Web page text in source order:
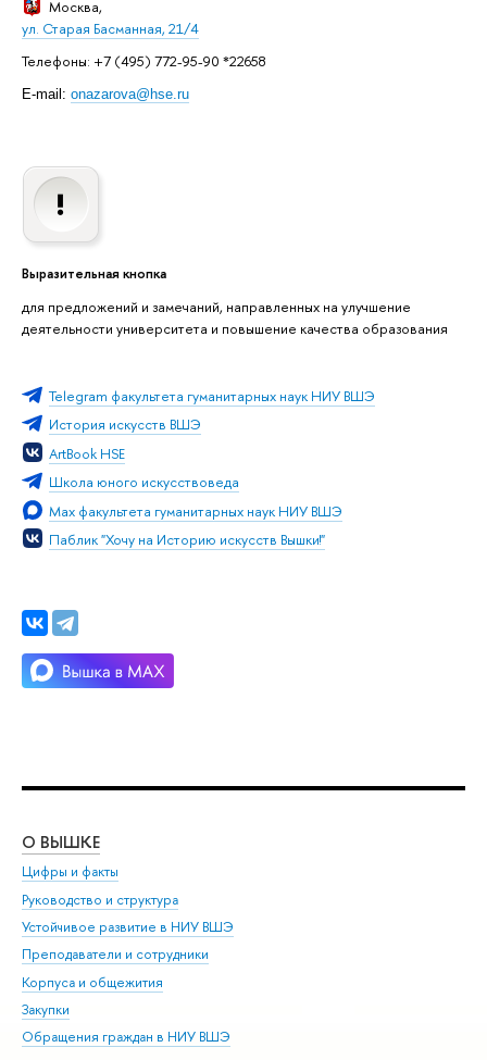
Москва,
ул. Старая Басманная, 21/4
Телефоны: +7 (495) 772-95-90 *22658
E-mail: onazarova@hse.ru
Выразительная кнопка
для предложений и замечаний, направленных на улучшение
деятельности университета и повышение качества образования
Telegram факультета гуманитарных наук НИУ ВШЭ
История искусств ВШЭ
ArtBook HSE
Школа юного искусствоведа
Max факультета гуманитарных наук НИУ ВШЭ
Паблик "Хочу на Историю искусств Вышки!"
О ВЫШКЕ
Цифры и факты
Руководство и структура
Устойчивое развитие в НИУ ВШЭ
Преподаватели и сотрудники
Корпуса и общежития
Закупки
Обращения граждан в НИУ ВШЭ